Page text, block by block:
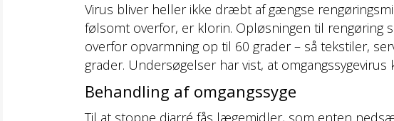
Virus bliver heller ikke dræbt af gængse
følsomt overfor, er klorin. Opløsningen til rengøring
overfor opvarmning op til 60 grader – så tekstiler,
grader. Undersøgelser har vist, at
Behandling af omgangssyge
Til at stoppe diarré fås lægemidler, som enten